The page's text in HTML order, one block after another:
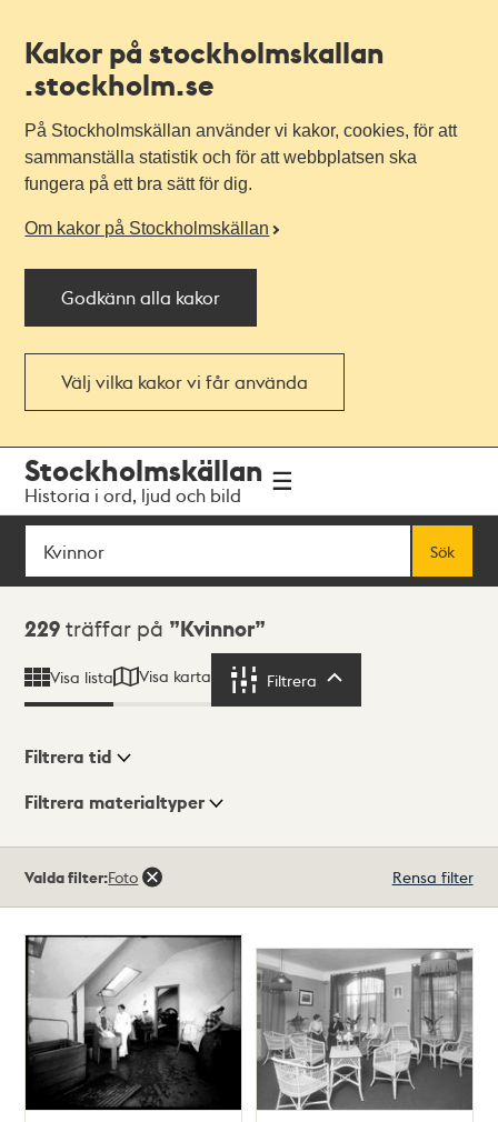
Kakor på stockholmskallan
.stockholm.se
På Stockholmskällan använder vi kakor, cookies, för att
sammanställa statistik och för att webbplatsen ska
fungera på ett bra sätt för dig.
Om kakor på Stockholmskällan
Godkänn alla kakor
Välj vilka kakor vi får använda
navigationen
huvudinnehållet
Stockholmskällan
Historia i ord, ljud och bild
Sök
Sök
Sökresultat
229 träffar på Kvinnor
Visa lista Visa karta Filtrera
Visningsläge
Filtrera tid
Filtrera materialtyper
229träffar
Valda filter:Foto Rensa filter